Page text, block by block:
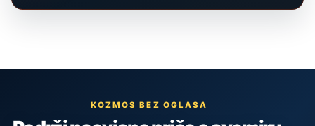
KOZMOS BEZ OGLASA